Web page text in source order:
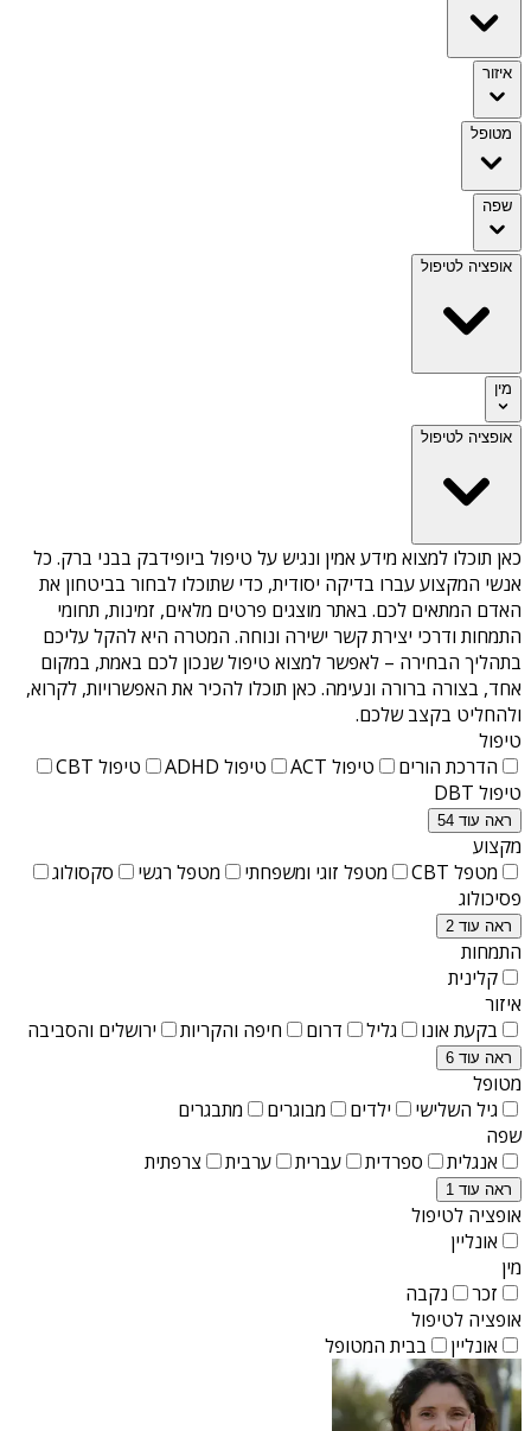
איזור
מטופל
שפה
אופציה לטיפול
מין
אופציה לטיפול
כאן תוכלו למצוא מידע אמין ונגיש על טיפול ביופידבק בבני ברק. כל
אנשי המקצוע עברו בדיקה יסודית, כדי שתוכלו לבחור בביטחון את
האדם המתאים לכם. באתר מוצגים פרטים מלאים, זמינות, תחומי
התמחות ודרכי יצירת קשר ישירה ונוחה. המטרה היא להקל עליכם
בתהליך הבחירה – לאפשר למצוא טיפול שנכון לכם באמת, במקום
אחד, בצורה ברורה ונעימה. כאן תוכלו להכיר את האפשרויות, לקרוא,
ולהחליט בקצב שלכם.
טיפול
הדרכת הורים
טיפול ACT טיפול ADHD
טיפול CBT
טיפול DBT
ראה עוד 54
מקצוע
מטפל CBT
מטפל זוגי ומשפחתי מטפל רגשי
סקסולוג
פסיכולוג
ראה עוד 2
התמחות
קלינית
איזור
בקעת אונו
גליל דרום חיפה והקריות ירושלים והסביבה
ראה עוד 6
מטופל
גיל השלישי
ילדים מבוגרים
מתבגרים
שפה
אנגלית
ספרדית עברית ערבית צרפתית
ראה עוד 1
אופציה לטיפול
אונליין
מין
זכר
נקבה
אופציה לטיפול
אונליין
בבית המטופל